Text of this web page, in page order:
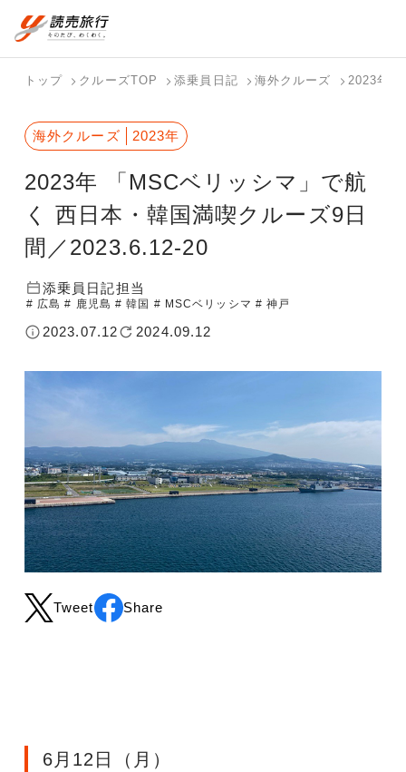
航空券+宿泊
フリーワード
検索する
国内旅行トップ
バスツアー
を探す
個人旅行
（ブーケ）
国内特集かテーマから
写真から探
海外旅行トップ
海外特集か
ら探す
テーマから
探す
トップ クルーズTOP 添乗員日記 海外クルーズ 2023年
2023年 「MSCベリッシマ」で航
く 西日本・韓国満喫クルーズ9日
間／2023.6.12-20
海外クルーズ 2023年
添乗員日記担当
# 広島 # 鹿児島 # 韓国 # MSCベリッシマ # 神戸
2023.07.12 2024.09.12
Tweet Share
6月12日（月）